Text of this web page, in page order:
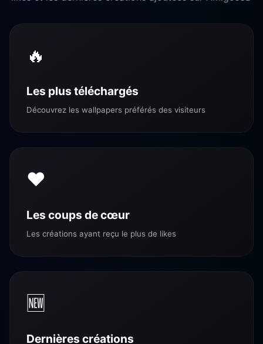
🔥
Les plus téléchargés
Découvrez les wallpapers préférés des visiteurs
❤️
Les coups de cœur
Les créations ayant reçu le plus de likes
🆕
Dernières créations